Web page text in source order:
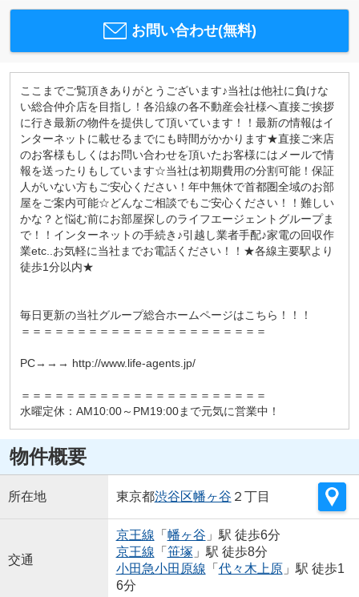
お問い合わせ(無料)
ここまでご覧頂きありがとうございます♪当社は他社に負けな
い総合仲介店を目指し！各沿線の各不動産会社様へ直接ご挨拶
に行き最新の物件を提供して頂いています！！最新の情報はイ
ンターネットに載せるまでにも時間がかかります★直接ご来店
のお客様もしくはお問い合わせを頂いたお客様にはメールで情
報を送ったりもしています☆当社は初期費用の分割可能！保証
人がいない方もご安心ください！年中無休で首都圏全域のお部
屋をご案内可能☆どんなご相談でもご安心ください！！難しい
かな？と悩む前にお部屋探しのライフエージェントグループま
で！！インターネットの手続き♪引越し業者手配♪家電の回収作
業etc..お気軽に当社までお電話ください！！★各線主要駅より
徒歩1分以内★
毎日更新の当社グループ総合ホームページはこちら！！！
＝＝＝＝＝＝＝＝＝＝＝＝＝＝＝＝＝＝＝＝＝＝
PC→→→ http://www.life-agents.jp/
＝＝＝＝＝＝＝＝＝＝＝＝＝＝＝＝＝＝＝＝＝＝
水曜定休：AM10:00～PM19:00まで元気に営業中！
物件概要
所在地 東京都渋谷区幡ヶ谷 ２丁目
交通
京王線 「 幡ヶ谷 」駅 徒歩6分
京王線 「 笹塚 」駅 徒歩8分
小田急小田原線 「 代々木上原」駅 徒歩1
6分